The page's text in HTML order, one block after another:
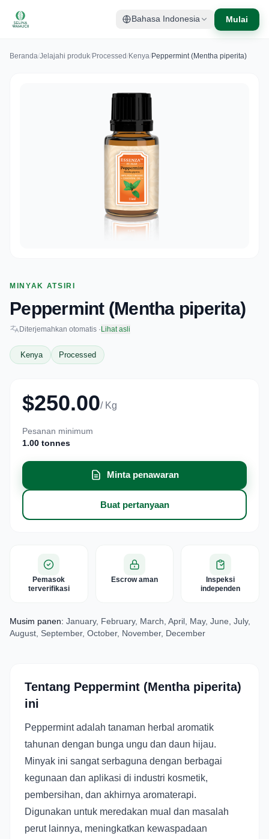
Bahasa Indonesia Mulai
Beranda/Jelajahi produk/Processed/Kenya/Peppermint (Mentha piperita)
MINYAK ATSIRI
Peppermint (Mentha piperita)
Diterjemahkan otomatis · Lihat asli
Kenya Processed
$250.00/ Kg
Pesanan minimum
1.00 tonnes
Minta penawaran
Buat pertanyaan
Pemasok
terverifikasi
Escrow aman
Inspeksi
independen
Musim panen: January, February, March, April, May, June, July,
August, September, October, November, December
Tentang Peppermint (Mentha piperita)
ini
Peppermint adalah tanaman herbal aromatik
tahunan dengan bunga ungu dan daun hijau.
Minyak ini sangat serbaguna dengan berbagai
kegunaan dan aplikasi di industri kosmetik,
pembersihan, dan akhirnya aromaterapi.
Digunakan untuk meredakan mual dan masalah
perut lainnya, meningkatkan kewaspadaan